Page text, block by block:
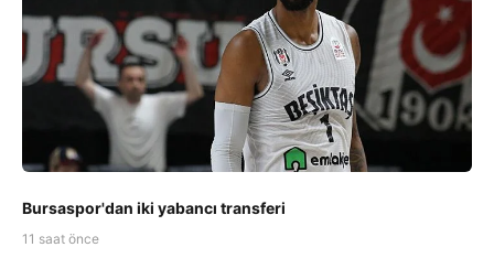
Bursaspor'dan iki yabancı transferi
11 saat önce